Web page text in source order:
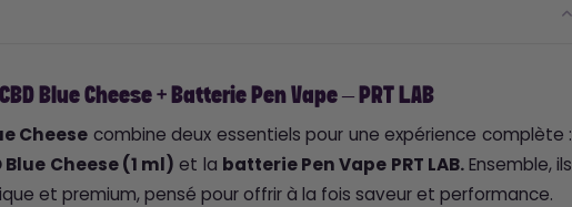
Blue Cheese + Batterie Pen Vape – PRT LAB
Cheese combine deux essentiels pour une expérience complète :
Cheese (1 ml) et la batterie Pen Vape PRT LAB.Ensemble, ils
et premium, pensé pour offrir à la fois saveur et performance.